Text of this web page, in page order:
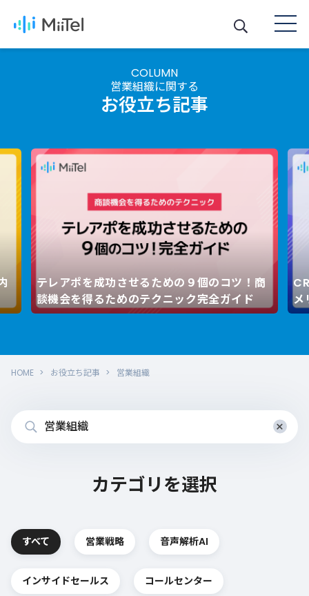
COLUMN
営業組織に関する
お役立ち記事
レアポを成功させるための９個のコツ！商
機会を得るためのテクニック完全ガイド
CRM連携
メリット
Next
HOME お役立ち記事 営業組織
×
カテゴリを選択
すべて 営業戦略 音声解析AI
インサイドセールス コールセンター